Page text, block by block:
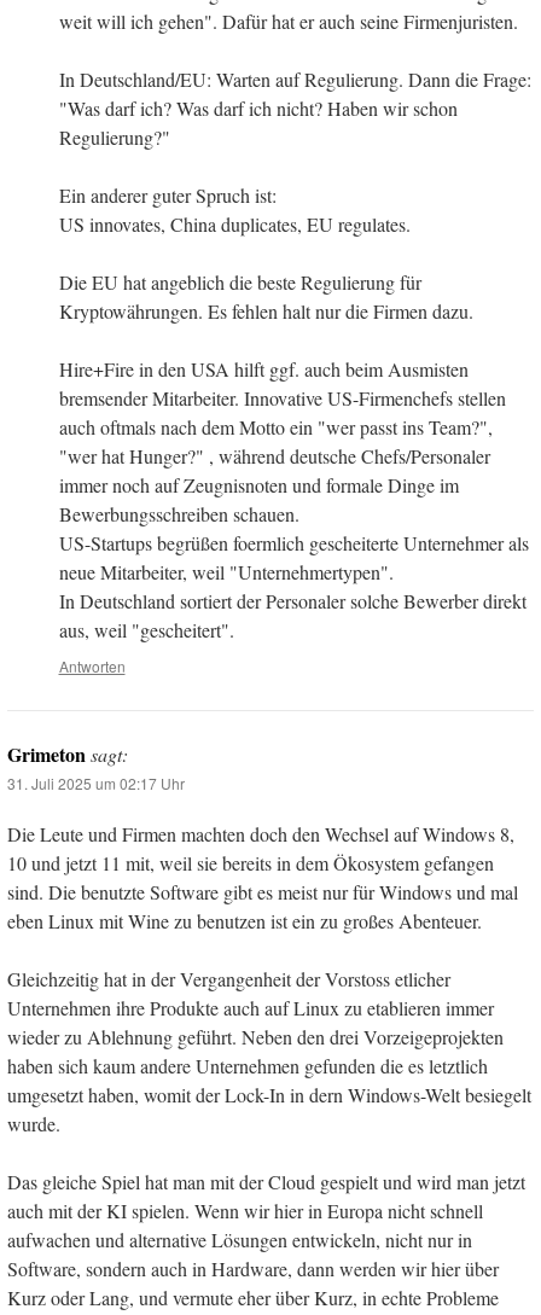
weit will ich gehen". Dafür hat er auch seine Firmenjuristen.
In Deutschland/EU: Warten auf Regulierung. Dann die Frage:
"Was darf ich? Was darf ich nicht? Haben wir schon
Regulierung?"
Ein anderer guter Spruch ist:
US innovates, China duplicates, EU regulates.
Die EU hat angeblich die beste Regulierung für
Kryptowährungen. Es fehlen halt nur die Firmen dazu.
Hire+Fire in den USA hilft ggf. auch beim Ausmisten
bremsender Mitarbeiter. Innovative US-Firmenchefs stellen
auch oftmals nach dem Motto ein "wer passt ins Team?",
"wer hat Hunger?" , während deutsche Chefs/Personaler
immer noch auf Zeugnisnoten und formale Dinge im
Bewerbungsschreiben schauen.
US-Startups begrüßen foermlich gescheiterte Unternehmer als
neue Mitarbeiter, weil "Unternehmertypen".
In Deutschland sortiert der Personaler solche Bewerber direkt
aus, weil "gescheitert".
Antworten
Grimetonsagt:
31. Juli 2025 um 02:17 Uhr
Die Leute und Firmen machten doch den Wechsel auf Windows 8,
10 und jetzt 11 mit, weil sie bereits in dem Ökosystem gefangen
sind. Die benutzte Software gibt es meist nur für Windows und mal
eben Linux mit Wine zu benutzen ist ein zu großes Abenteuer.
Gleichzeitig hat in der Vergangenheit der Vorstoss etlicher
Unternehmen ihre Produkte auch auf Linux zu etablieren immer
wieder zu Ablehnung geführt. Neben den drei Vorzeigeprojekten
haben sich kaum andere Unternehmen gefunden die es letztlich
umgesetzt haben, womit der Lock-In in dern Windows-Welt besiegelt
wurde.
Das gleiche Spiel hat man mit der Cloud gespielt und wird man jetzt
auch mit der KI spielen. Wenn wir hier in Europa nicht schnell
aufwachen und alternative Lösungen entwickeln, nicht nur in
Software, sondern auch in Hardware, dann werden wir hier über
Kurz oder Lang, und vermute eher über Kurz, in echte Probleme